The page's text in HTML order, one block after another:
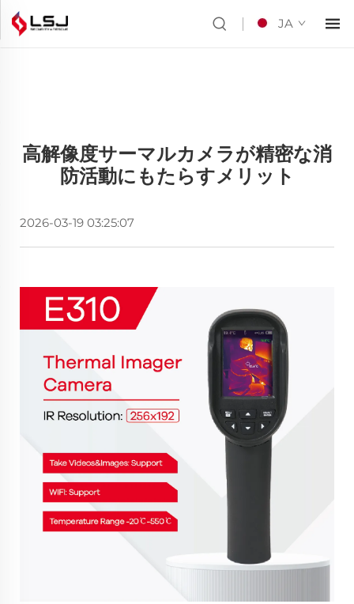
JA
高解像度サーマルカメラが精密な消
防活動にもたらすメリット
2026-03-19 03:25:07